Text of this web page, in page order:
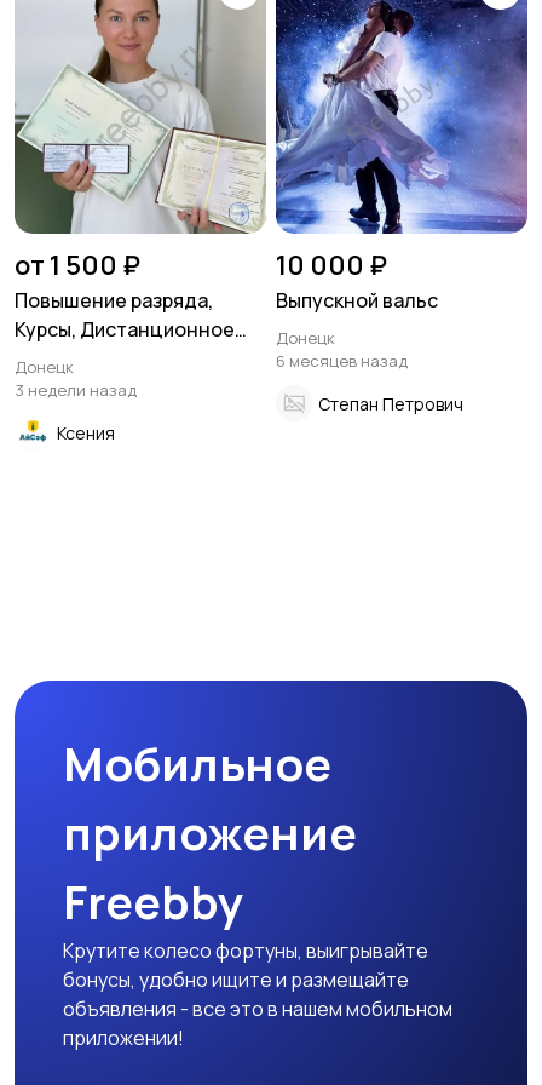
от 1 500 ₽
Повышение разряда,
Курсы, Дистанционное
обучение по рабочим
специальностям
Донецк
3 недели назад
Ксения
10 000 ₽
Выпускной вальс
Донецк
6 месяцев назад
Степан Петрович
Мобильное
приложение
Freebby
Крутите колесо фортуны, выигрывайте
бонусы, удобно ищите и размещайте
объявления - все это в нашем мобильном
приложении!